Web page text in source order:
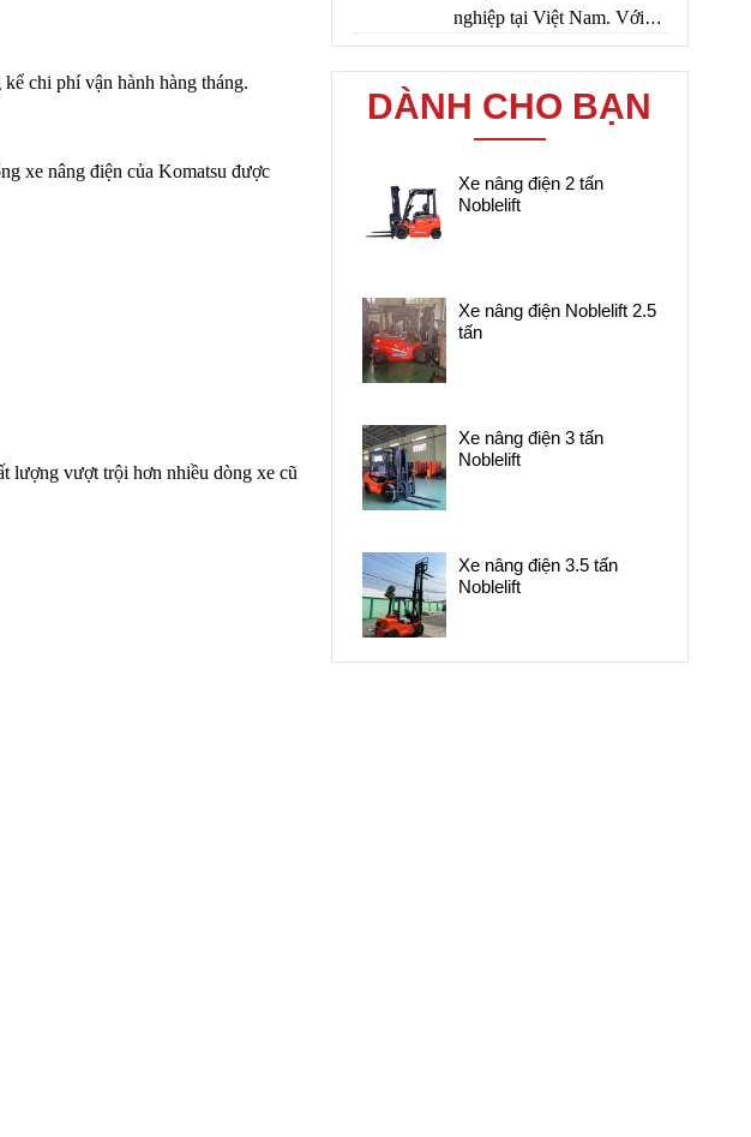
chi phí vận hành hàng tháng.
xe nâng điện của Komatsu được
lượng vượt trội hơn nhiều dòng xe cũ
nghiệp tại Việt Nam. Với
ưu điểm bền bỉ, tiết kiệm
điện năng, vận hành êm ái
và giá thành thấp hơn đáng
kể so với xe mới, dòng xe
các nhà máy, kho hàng,
DÀNH CHO BẠN
Xe nâng điện 2 tấn
Noblelift
Xe nâng điện Noblelift 2.5
tấn
Xe nâng điện 3 tấn
Noblelift
Xe nâng điện 3.5 tấn
Noblelift